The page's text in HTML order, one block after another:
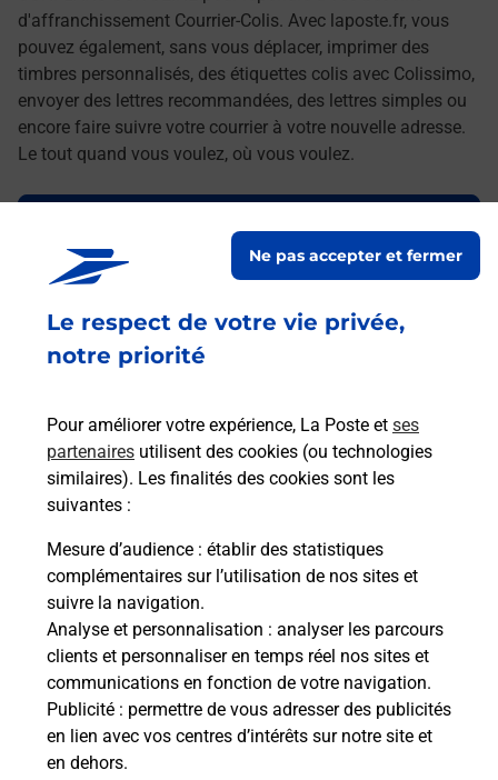
Le respect de votre vie privée,
notre priorité
Pour améliorer votre expérience, La Poste et ses
partenaires utilisent des cookies (ou technologies
similaires). Les finalités des cookies sont les
suivantes :
Mesure d’audience : établir des statistiques
complémentaires sur l’utilisation de nos sites et
suivre la navigation.
Analyse et personnalisation : analyser les parcours
clients et personnaliser en temps réel nos sites et
communications en fonction de votre navigation.
Publicité : permettre de vous adresser des publicités
en lien avec vos centres d’intérêts sur notre site et
en dehors.
Ne pas accepter et fermer
d'affranchissement Courrier-Colis. Avec laposte.fr, vous
pouvez également, sans vous déplacer, imprimer des
timbres personnalisés, des étiquettes colis avec Colissimo,
envoyer des lettres recommandées, des lettres simples ou
encore faire suivre votre courrier à votre nouvelle adresse.
Le tout quand vous voulez, où vous voulez.
La Poste